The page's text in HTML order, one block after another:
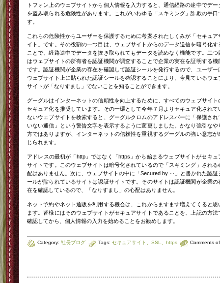
トフォン上のウェブサイトから個人情報を入力すると、通信経路の途中でデー
を盗み取られる危険性があります。これがいわゆる「スキミング」詐欺の手口
す。
これらの危険性からユーザーを保護するために考案されたしくみが「セキュア
イト」です。その役割の一つ目は、ウェブサイトからのデータ送信を暗号化す
ことで、経路途中でデータを抜き取られてもデータを読めなく機能です。二つ
はウェブサイトの所有者を認証機関が調査することで企業の実在を証明する機
です。認証機関が企業の存在を確認して認証シールを発行するので、ユーザー
ウェブサイト上に貼られた認証シールを確認することにより、今見ているウェ
サイトが「なりすまし」でないことを知ることができます。
グーグルはインターネットの信頼性を向上するために、すべてのウェブサイト
セキュア化を推奨しています。その一環として今年７月よりセキュア化されて
ないウェブサイトを検索すると、グーグルクロムのアドレスバーに「保護され
いない通信」という警告文字を表示するように変更しました。かなり強引なや
方ではありますが、インターネットの信頼性を重視するグーグルの強い意志が
じられます。
アドレスの最初が「http」ではなく「https」から始まるウェブサイトがセキュ
サイトです。このウェブサイトは暗号化されているので「スキミング」される
配はありません。次に、ウェブサイトの中に「Secured by ‥」と書かれた認証
ールが貼られているサイトは認証サイトです。そのサイトは認証機関が企業の
在を確認しているので、「なりすまし」の心配はありません。
ネット予約やネット通販を利用する機会は、これからますます増えてくると思
ます。皆様にはそのウェブサイトがセキュアサイトであることを、上記の方法
確認してから、個人情報の入力を始めることをお勧めします。
Category: 社長ブログ Tags: セキュアサイト、SSL、https Comments